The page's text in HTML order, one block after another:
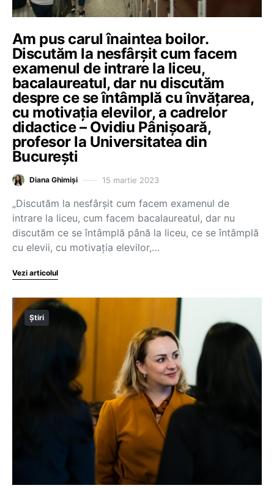
Am pus carul înaintea boilor.
Discutăm la nesfârșit cum facem
examenul de intrare la liceu,
bacalaureatul, dar nu discutăm
despre ce se întâmplă cu învățarea,
cu motivația elevilor, a cadrelor
didactice – Ovidiu Pânișoară,
profesor la Universitatea din
București
Diana Ghimiși 15 martie 2023
„Discutăm la nesfârșit cum facem examenul de
intrare la liceu, cum facem bacalaureatul, dar nu
discutăm ce se întâmplă până la liceu, ce se întâmplă
cu elevii, cu motivația elevilor,…
Vezi articolul
Știri